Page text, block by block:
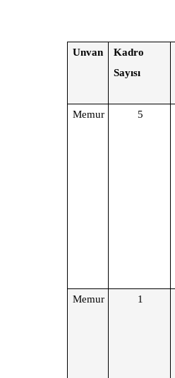
Unvan
Kadro
Sayısı
Memur
5
Memur 1